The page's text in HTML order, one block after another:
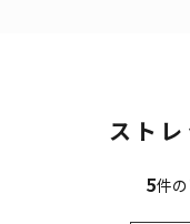
スト
5件